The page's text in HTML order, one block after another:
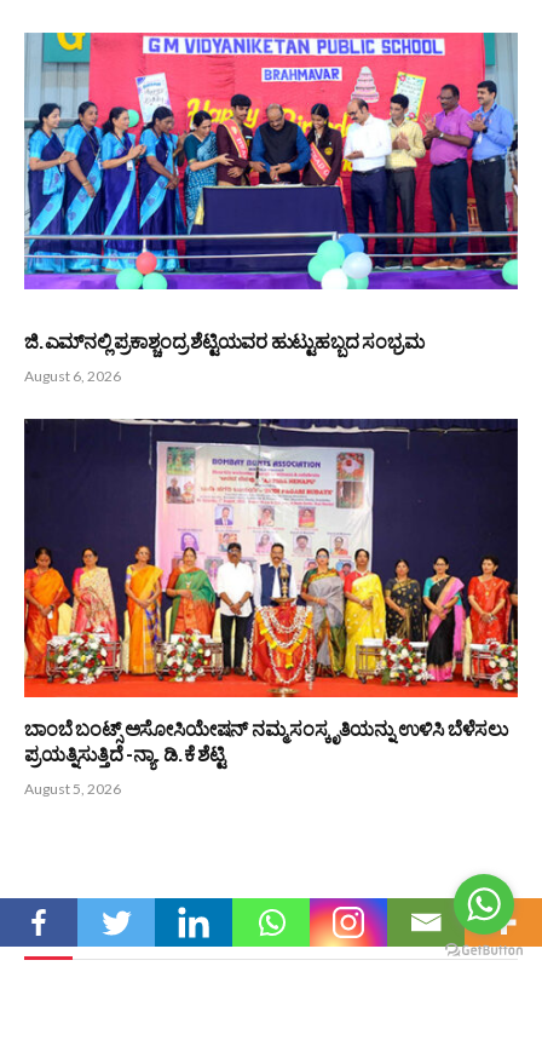
ಜಿ.ಎಮ್‌ನಲ್ಲಿ ಪ್ರಕಾಶ್ಚಂದ್ರ ಶೆಟ್ಟಿಯವರ ಹುಟ್ಟುಹಬ್ಬದ ಸಂಭ್ರಮ
August 6, 2026
ಬಾಂಬೆ ಬಂಟ್ಸ್ ಅಸೋಸಿಯೇಷನ್ ನಮ್ಮ ಸಂಸ್ಕೃತಿಯನ್ನು ಉಳಿಸಿ ಬೆಳೆಸಲು
ಪ್ರಯತ್ನಿಸುತ್ತಿದೆ -ನ್ಯಾ. ಡಿ.ಕೆ ಶೆಟ್ಟಿ
August 5, 2026
Editors Picks